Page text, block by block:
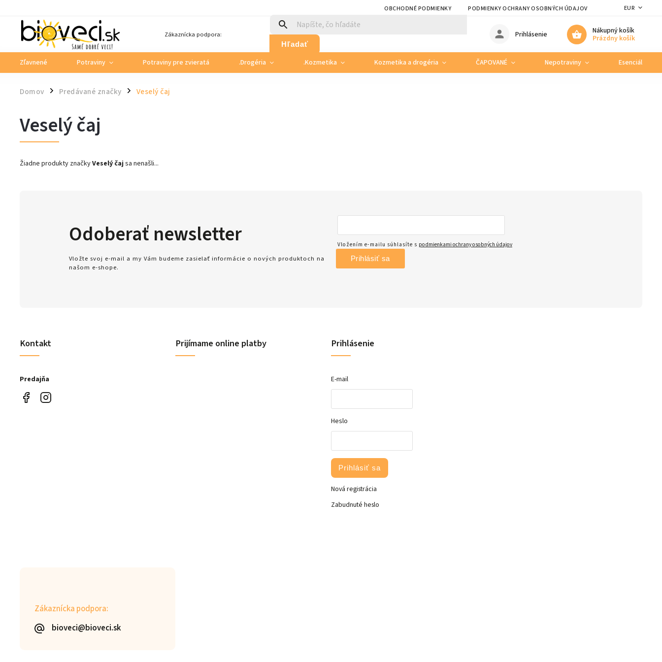
OBCHODNÉ PODMIENKY PODMIENKY OCHRANY OSOBNÝCH ÚDAJOV EUR
Zákaznícka podpora:
Hľadať
Nákupný košík
Prázdny košík
Prihlásenie
Zľavnené Potraviny Potraviny pre zvieratá .Drogéria .Kozmetika Kozmetika a drogéria ČAPOVANÉ Nepotraviny Esenciálne
Domov / Predávané značky / Veselý čaj
Veselý čaj
Žiadne produkty značkyVeselý čaj sa nenašli...
Zákaznícka podpora:
bioveci@bioveci.sk
Kontakt
Predajňa
Odoberať newsletter
Vložte svoj e-mail a my Vám budeme zasielať informácie o nových produktoch na
našom e-shope.
Vložením e-mailu súhlasíte s podmienkami ochrany osobných údajov
Prihlásiť sa
Prijímame online platby Prihlásenie
E-mail
Heslo
Prihlásiť sa
Nová registrácia
Zabudnuté heslo